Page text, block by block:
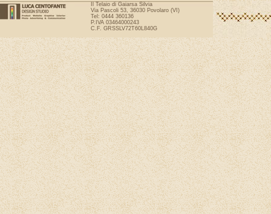
Il Telaio di Gaiarsa Silvia
Via Pascoli 53, 36030 Povolaro (VI)
Tel: 0444 360136
P.IVA 03464000243
C.F. GRSSLV72T60L840G